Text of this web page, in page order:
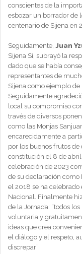
conscientes de la
esbozar un borrador de
centenario de Sijena en
Seguidamente, Juan
Sijena Sí, subrayó la
dado que se había
representantes de
Sijena como ejemplo
Seguidamente
local su compromiso
través de diversos
como las Monjas
encarecidamente a
por los buenos frutos de
constitución el 8 de
celebración de 2023
de su declaración
el 2018 se ha celebrado
Nacional. Finalmente
de la Jornada: “todos
voluntaria y
ideas que crea
el diálogo y el respeto,
discrepar”.